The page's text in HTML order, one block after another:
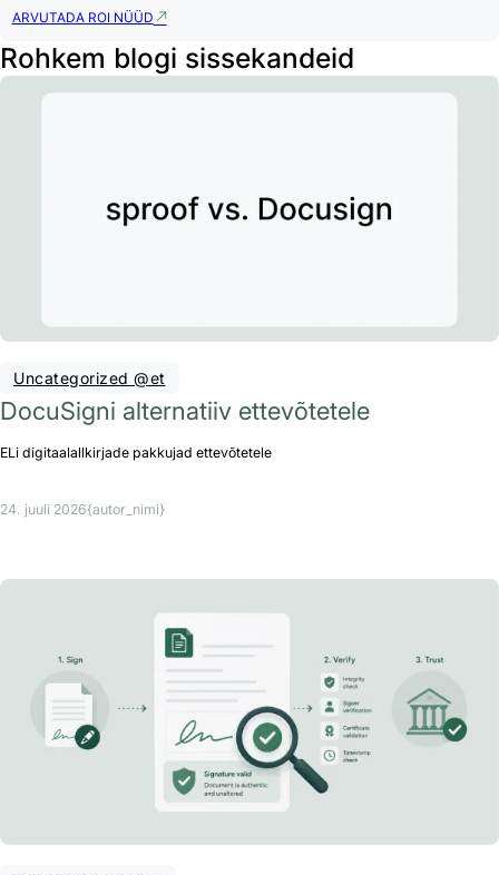
ARVUTADA ROI NÜÜD
Rohkem blogi sissekandeid
Uncategorized @et
DocuSigni alternatiiv ettevõtetele
ELi digitaalallkirjade pakkujad ettevõtetele
24. juuli 2026{autor_nimi}